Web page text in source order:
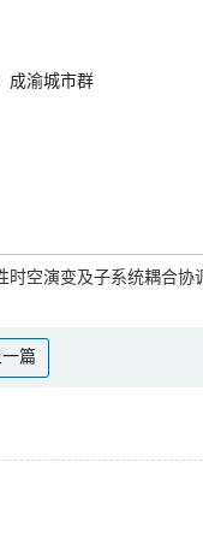
成渝城市群
空演变及子系统耦合协
篇